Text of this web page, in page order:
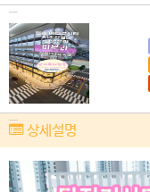
상세설명